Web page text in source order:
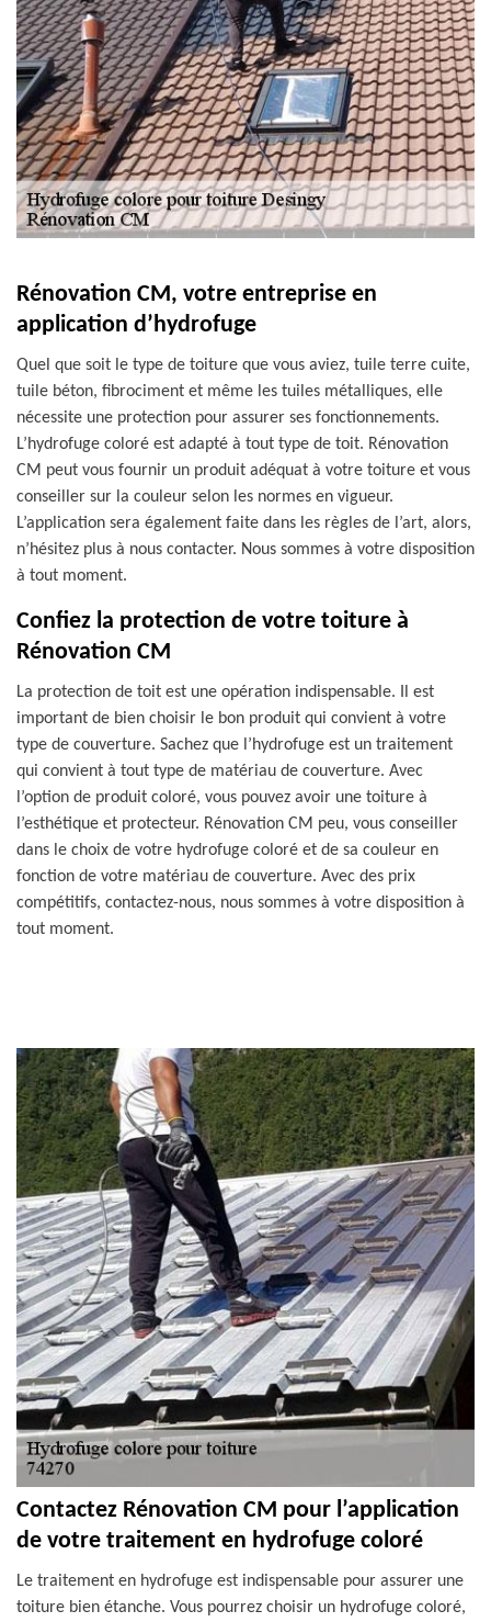
Rénovation CM, votre entreprise en
application d’hydrofuge
Quel que soit le type de toiture que vous aviez, tuile terre cuite,
tuile béton, fibrociment et même les tuiles métalliques, elle
nécessite une protection pour assurer ses fonctionnements.
L’hydrofuge coloré est adapté à tout type de toit. Rénovation
CM peut vous fournir un produit adéquat à votre toiture et vous
conseiller sur la couleur selon les normes en vigueur.
L’application sera également faite dans les règles de l’art, alors,
n’hésitez plus à nous contacter. Nous sommes à votre disposition
à tout moment.
Confiez la protection de votre toiture à
Rénovation CM
La protection de toit est une opération indispensable. Il est
important de bien choisir le bon produit qui convient à votre
type de couverture. Sachez que l’hydrofuge est un traitement
qui convient à tout type de matériau de couverture. Avec
l’option de produit coloré, vous pouvez avoir une toiture à
l’esthétique et protecteur. Rénovation CM peu, vous conseiller
dans le choix de votre hydrofuge coloré et de sa couleur en
fonction de votre matériau de couverture. Avec des prix
compétitifs, contactez-nous, nous sommes à votre disposition à
tout moment.
Contactez Rénovation CM pour l’application
de votre traitement en hydrofuge coloré
Le traitement en hydrofuge est indispensable pour assurer une
toiture bien étanche. Vous pourrez choisir un hydrofuge coloré,